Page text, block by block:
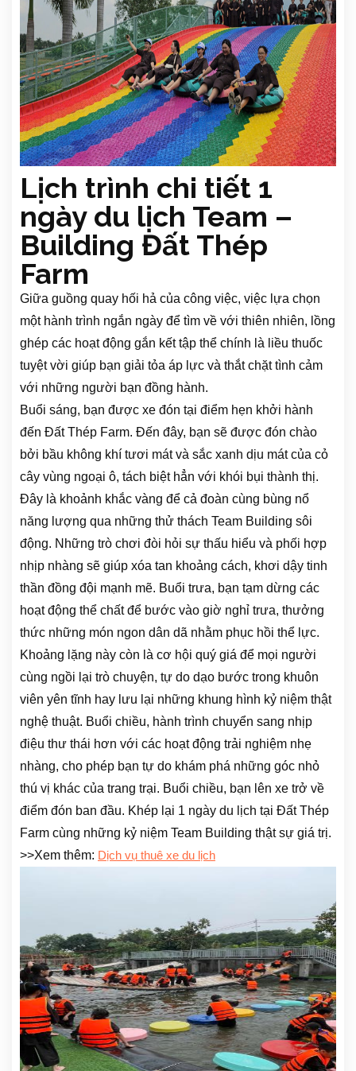
Lịch trình chi tiết 1
ngày du lịch Team –
Building Đất Thép
Farm
Giữa guồng quay hối hả của công việc, việc lựa chọn
một hành trình ngắn ngày để tìm về với thiên nhiên, lồng
ghép các hoạt động gắn kết tập thể chính là liều thuốc
tuyệt vời giúp bạn giải tỏa áp lực và thắt chặt tình cảm
với những người bạn đồng hành.
Buổi sáng, bạn được xe đón tại điểm hẹn khởi hành
đến Đất Thép Farm. Đến đây, bạn sẽ được đón chào
bởi bầu không khí tươi mát và sắc xanh dịu mát của cỏ
cây vùng ngoại ô, tách biệt hẳn với khói bụi thành thị.
Đây là khoảnh khắc vàng để cả đoàn cùng bùng nổ
năng lượng qua những thử thách Team Building sôi
động. Những trò chơi đòi hỏi sự thấu hiểu và phối hợp
nhịp nhàng sẽ giúp xóa tan khoảng cách, khơi dậy tinh
thần đồng đội mạnh mẽ. Buổi trưa, bạn tạm dừng các
hoạt động thể chất để bước vào giờ nghỉ trưa, thưởng
thức những món ngon dân dã nhằm phục hồi thể lực.
Khoảng lặng này còn là cơ hội quý giá để mọi người
cùng ngồi lại trò chuyện, tự do dạo bước trong khuôn
viên yên tĩnh hay lưu lại những khung hình kỷ niệm thật
nghệ thuật. Buổi chiều, hành trình chuyển sang nhịp
điệu thư thái hơn với các hoạt động trải nghiệm nhẹ
nhàng, cho phép bạn tự do khám phá những góc nhỏ
thú vị khác của trang trại. Buổi chiều, bạn lên xe trở về
điểm đón ban đầu. Khép lại 1 ngày du lịch tại Đất Thép
Farm cùng những kỷ niệm Team Building thật sự giá trị.
>>Xem thêm: Dịch vụ thuê xe du lịch